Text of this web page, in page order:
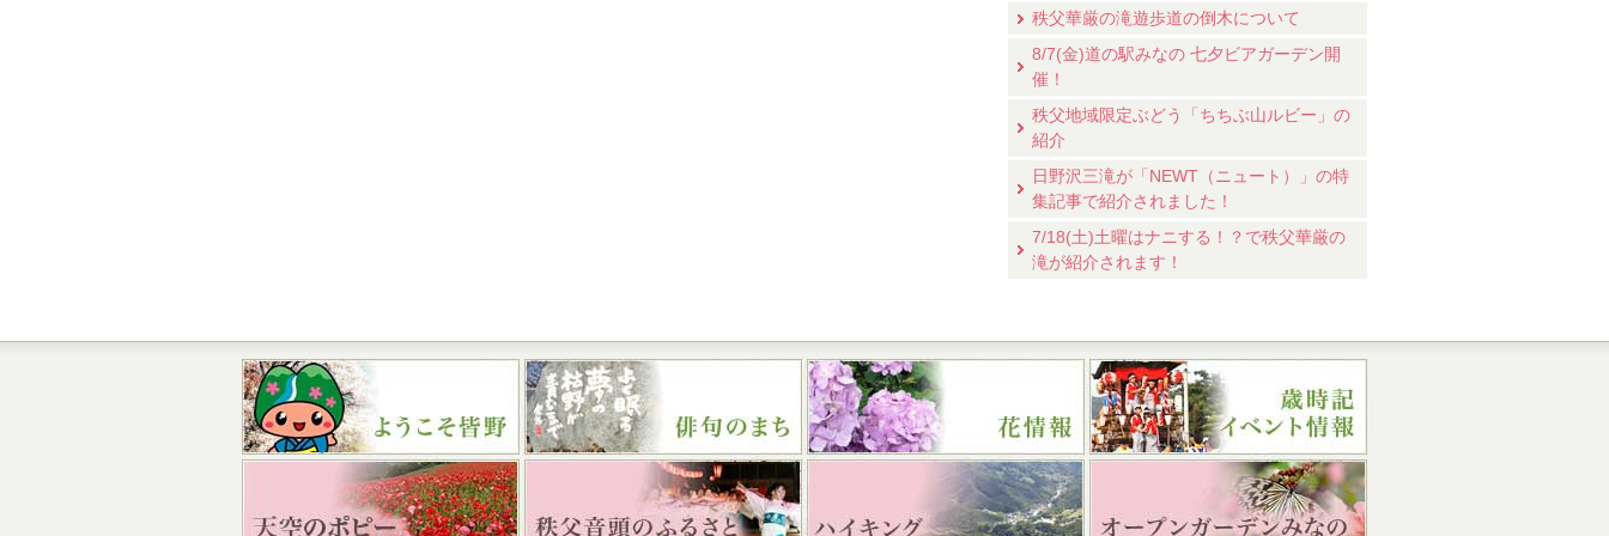
秩父華厳の滝遊歩道の倒木について
8/7(金)道の駅みなの 七夕ビアガーデン開
催！
秩父地域限定ぶどう「ちちぶ山ルビー」の
紹介
日野沢三滝が「NEWT（ニュート）」の特
集記事で紹介されました！
7/18(土)土曜はナニする！？で秩父華厳の
滝が紹介されます！